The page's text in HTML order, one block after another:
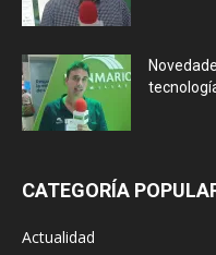
CATEGORÍA
Actualidad